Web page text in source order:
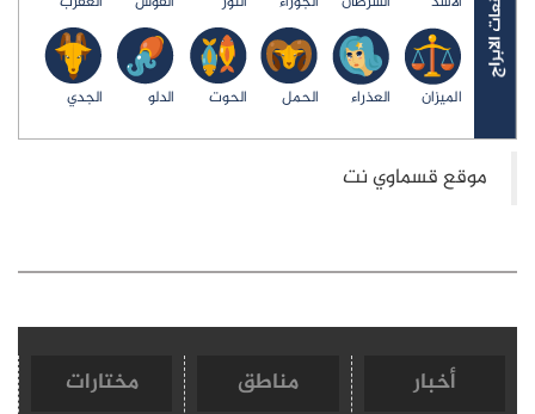
الميزان العذراء الحمل الحوت الدلو الجدي
أخبار مناطق مختارات